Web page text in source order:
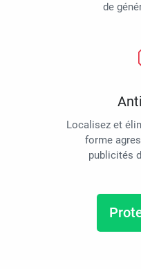
de
Localisez et
forme
publicités